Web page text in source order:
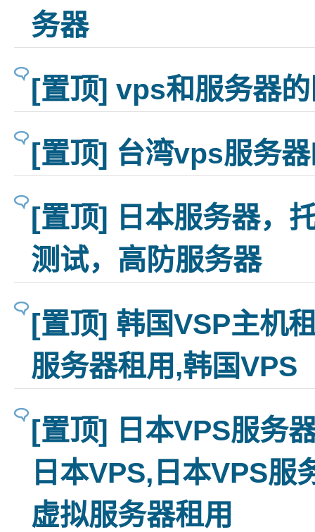
务器
[置顶] vps和服务器
[置顶] 台湾vps服务
[置顶] 日本服务器，
测试，高防服务器
[置顶] 韩国VSP主机
服务器租用,韩国VPS
[置顶] 日本VPS服务
日本VPS,日本VPS服
虚拟服务器租用